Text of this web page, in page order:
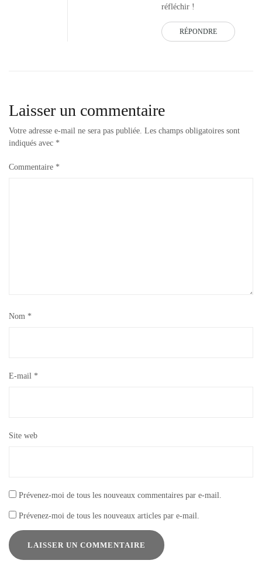
réfléchir !
RÉPONDRE
Laisser un commentaire
Votre adresse e-mail ne sera pas publiée. Les champs obligatoires sont
indiqués avec *
Commentaire *
Nom *
E-mail *
Site web
Prévenez-moi de tous les nouveaux commentaires par e-mail.
Prévenez-moi de tous les nouveaux articles par e-mail.